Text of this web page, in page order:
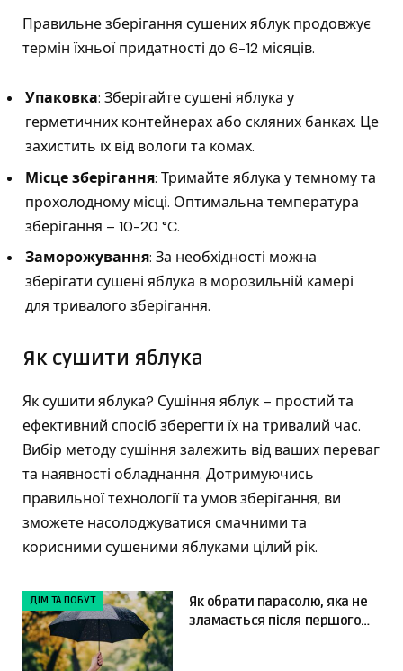
Правильне зберігання сушених яблук продовжує
термін їхньої придатності до 6-12 місяців.
Упаковка: Зберігайте сушені яблука у
герметичних контейнерах або скляних банках. Це
захистить їх від вологи та комах.
Місце зберігання: Тримайте яблука у темному та
прохолодному місці. Оптимальна температура
зберігання – 10-20 °C.
Заморожування: За необхідності можна
зберігати сушені яблука в морозильній камері
для тривалого зберігання.
Як сушити яблука
Як сушити яблука? Сушіння яблук – простий та
ефективний спосіб зберегти їх на тривалий час.
Вибір методу сушіння залежить від ваших переваг
та наявності обладнання. Дотримуючись
правильної технології та умов зберігання, ви
зможете насолоджуватися смачними та
корисними сушеними яблуками цілий рік.
ДІМ ТА ПОБУТ
Як обрати парасолю, яка не
зламається після першого